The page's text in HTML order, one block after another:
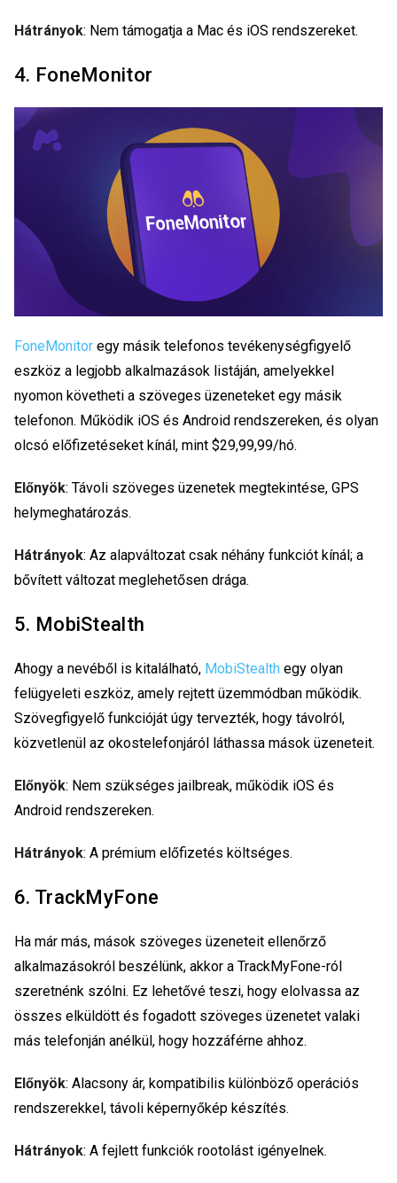
Hátrányok: Nem támogatja a Mac és iOS rendszereket.
4. FoneMonitor
FoneMonitor egy másik telefonos tevékenységfigyelő
eszköz a legjobb alkalmazások listáján, amelyekkel
nyomon követheti a szöveges üzeneteket egy másik
telefonon. Működik iOS és Android rendszereken, és olyan
olcsó előfizetéseket kínál, mint $29,99,99/hó.
Előnyök: Távoli szöveges üzenetek megtekintése, GPS
helymeghatározás.
Hátrányok: Az alapváltozat csak néhány funkciót kínál; a
bővített változat meglehetősen drága.
5. MobiStealth
Ahogy a nevéből is kitalálható, MobiStealth egy olyan
felügyeleti eszköz, amely rejtett üzemmódban működik.
Szövegfigyelő funkcióját úgy tervezték, hogy távolról,
közvetlenül az okostelefonjáról láthassa mások üzeneteit.
Előnyök: Nem szükséges jailbreak, működik iOS és
Android rendszereken.
Hátrányok: A prémium előfizetés költséges.
6. TrackMyFone
Ha már más, mások szöveges üzeneteit ellenőrző
alkalmazásokról beszélünk, akkor a TrackMyFone-ról
szeretnénk szólni. Ez lehetővé teszi, hogy elolvassa az
összes elküldött és fogadott szöveges üzenetet valaki
más telefonján anélkül, hogy hozzáférne ahhoz.
Előnyök: Alacsony ár, kompatibilis különböző operációs
rendszerekkel, távoli képernyőkép készítés.
Hátrányok: A fejlett funkciók rootolást igényelnek.